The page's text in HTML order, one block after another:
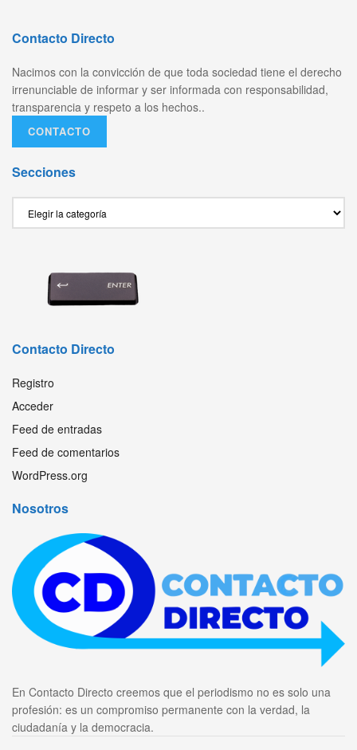
Contacto Directo
Nacimos con la convicción de que toda sociedad tiene el derecho
irrenunciable de informar y ser informada con responsabilidad,
transparencia y respeto a los hechos..
CONTACTO
Secciones
Contacto Directo
Registro
Acceder
Feed de entradas
Feed de comentarios
WordPress.org
Nosotros
En Contacto Directo creemos que el periodismo no es solo una
profesión: es un compromiso permanente con la verdad, la
ciudadanía y la democracia.